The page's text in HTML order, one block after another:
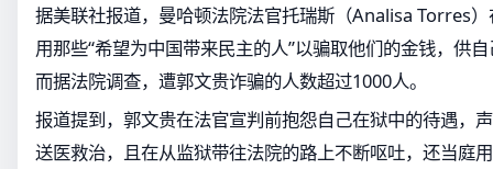
据美联社报道，曼哈顿法院法官托瑞斯（Analisa Torres
用那些“希望为中国带来民主的人”以骗取他们的金钱，供
而据法院调查，遭郭文贵诈骗的人数超过1000人。
报道提到，郭文贵在法官宣判前抱怨自己在狱中的待遇，
送医救治，且在从监狱带往法院的路上不断呕吐，还当庭